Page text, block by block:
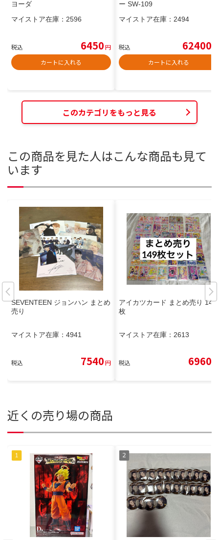
ヨーダ
マイストア在庫： 2596
税込 6450円
カートに入れる
ー SW-109
マイストア在庫： 2494
税込 62400
カートに入れる
このカテゴリをもっと見る
この商品を見た人はこんな商品も見て
います
SEVENTEEN ジョンハン まとめ
売り
マイストア在庫： 4941
税込 7540円
アイカツカード まとめ売り 149
枚
マイストア在庫： 2613
税込 6960
近くの売り場の商品